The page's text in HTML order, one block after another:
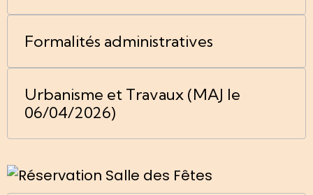
Formalités administratives
Urbanisme et Travaux (MAJ le
06/04/2026)